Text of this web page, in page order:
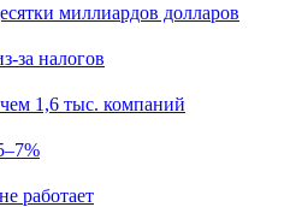
миллиардов долларов
за налогов
1,6 тыс. компаний
работает